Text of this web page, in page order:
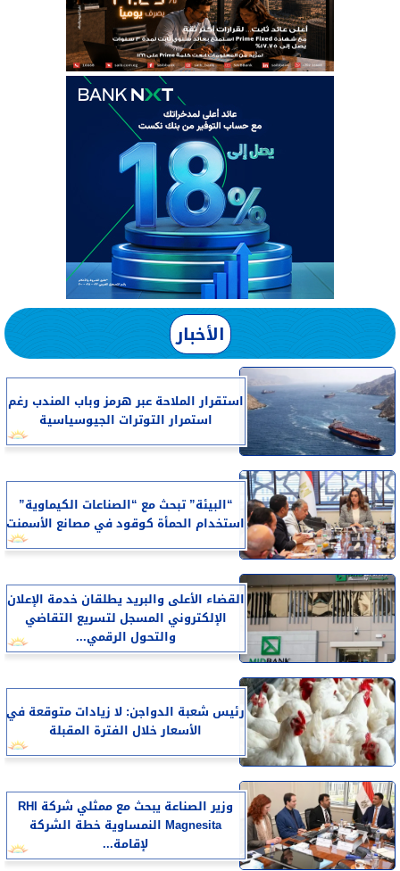
الأخبار
استقرار الملاحة عبر هرمز وباب المندب رغم
استمرار التوترات الجيوسياسية
“البيئة” تبحث مع “الصناعات الكيماوية”
استخدام الحمأة كوقود في مصانع الأسمنت
القضاء الأعلى والبريد يطلقان خدمة الإعلان
الإلكتروني المسجل لتسريع التقاضي
والتحول الرقمي...
رئيس شعبة الدواجن: لا زيادات متوقعة في
الأسعار خلال الفترة المقبلة
وزير الصناعة يبحث مع ممثلي شركة RHI
Magnesita النمساوية خطة الشركة
لإقامة...